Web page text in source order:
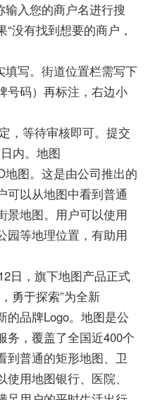
入您的商户名进行搜
没有找到想要的商户，
写。街道位置栏需写下
号码）再标注，右边小
，等待审核即可。提交
内。地图
图。这是由公司推出的
可以从地图中看到普通
景地图。用户可以使用
园等地理位置，有助用
日，旗下地图产品正式
勇于探索”为全新
的品牌Logo。地图是公
务，覆盖了全国近400个
到普通的矩形地图、卫
用地图银行、医院、